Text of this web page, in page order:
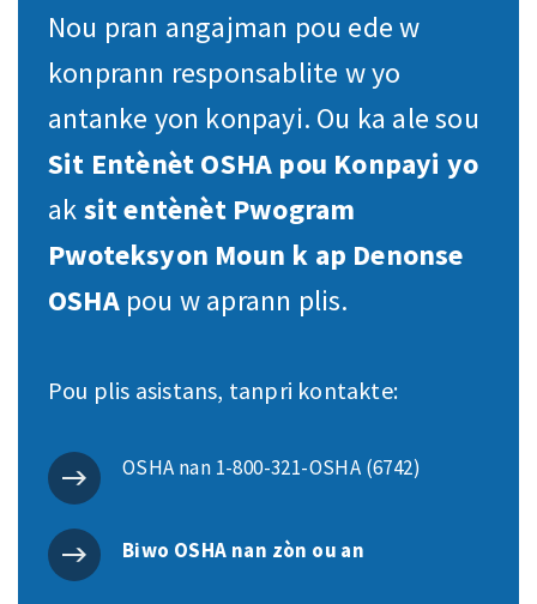
Nou pran angajman pou ede w
konprann responsablite w yo
antanke yon konpayi. Ou ka ale sou
Sit Entènèt OSHA pou Konpayi yo
aksit entènèt Pwogram
Pwoteksyon Moun k ap Denonse
OSHApou w aprann plis.
Pou plis asistans, tanpri kontakte:
OSHA nan 1-800-321-OSHA (6742)
Biwo OSHA nan zòn ou an